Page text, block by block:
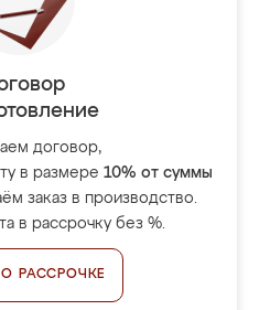
договор,
в размере 10% от суммы
заказ в производство.
в рассрочку без %.
РАССРОЧКЕ